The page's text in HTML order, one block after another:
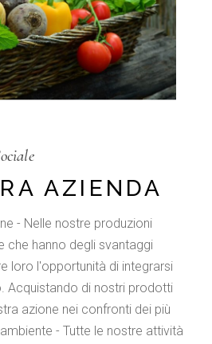
AZIENDA
- Nelle nostre produzioni
che hanno degli svantaggi
loro l'opportunità di integrarsi
Acquistando di nostri prodotti
azione nei confronti dei più
- Tutte le nostre attività